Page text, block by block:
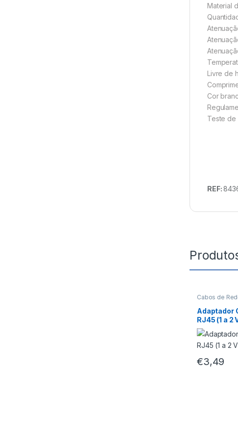
Material
Livre de
Cor
Teste de
REF:
Cabos de
Adaptador
RJ45 (1 a 2
€3,49